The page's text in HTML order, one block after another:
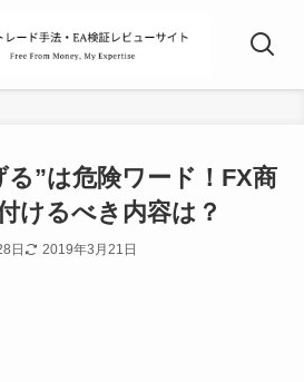
る”は危険ワード！FX商
けるべき内容は？
日 2019年3月21日